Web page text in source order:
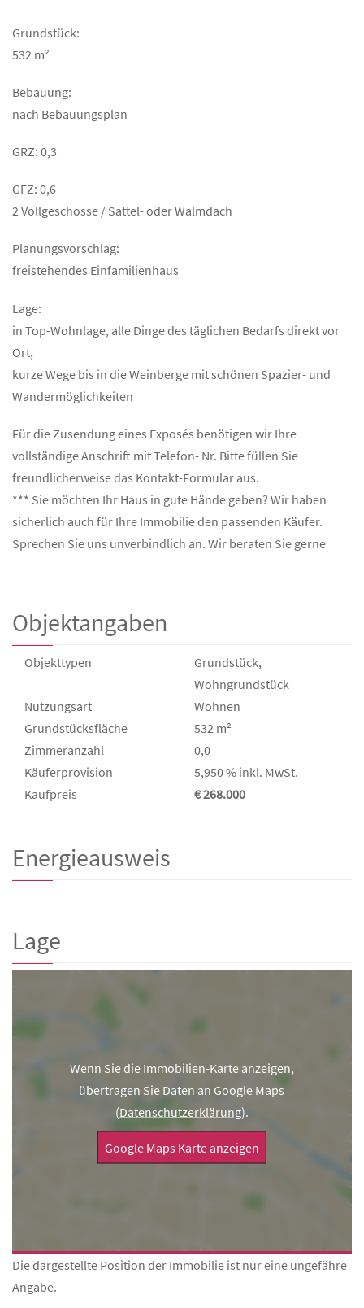
Grundstück:
532 m²
Bebauung:
nach Bebauungsplan
GRZ: 0,3
GFZ: 0,6
2 Vollgeschosse / Sattel- oder Walmdach
Planungsvorschlag:
freistehendes Einfamilienhaus
Lage:
in Top-Wohnlage, alle Dinge des täglichen Bedarfs direkt vor
Ort,
kurze Wege bis in die Weinberge mit schönen Spazier- und
Wandermöglichkeiten
Für die Zusendung eines Exposés benötigen wir Ihre
vollständige Anschrift mit Telefon- Nr. Bitte füllen Sie
freundlicherweise das Kontakt-Formular aus.
*** Sie möchten Ihr Haus in gute Hände geben? Wir haben
sicherlich auch für Ihre Immobilie den passenden Käufer.
Sprechen Sie uns unverbindlich an. Wir beraten Sie gerne
Objektangaben
Objekttypen
Grundstück,
Wohngrundstück
Nutzungsart
Wohnen
Grund­stücks­fläche
532 m²
Zimmeranzahl
0,0
Käufer­provision
5,950 % inkl. MwSt.
Kaufpreis
€ 268.000
Energieausweis
Lage
Wenn Sie die Immobilien-Karte anzeigen,
übertragen Sie Daten an Google Maps
(Datenschutzerklärung).
Google Maps Karte anzeigen
Die dargestellte Position der Immobilie ist nur eine ungefähre
Angabe.